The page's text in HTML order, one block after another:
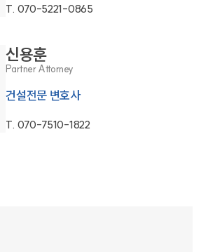
T. 070-5221-0865
신용훈
Partner Attorney
건설전문 변호사
T. 070-7510-1822